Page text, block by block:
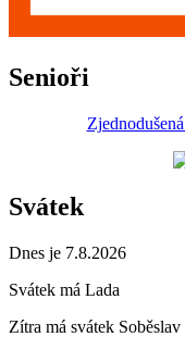
Senioři
Svátek
Dnes je 7.8.2026
Svátek má Lada
Zítra má svátek Soběslav